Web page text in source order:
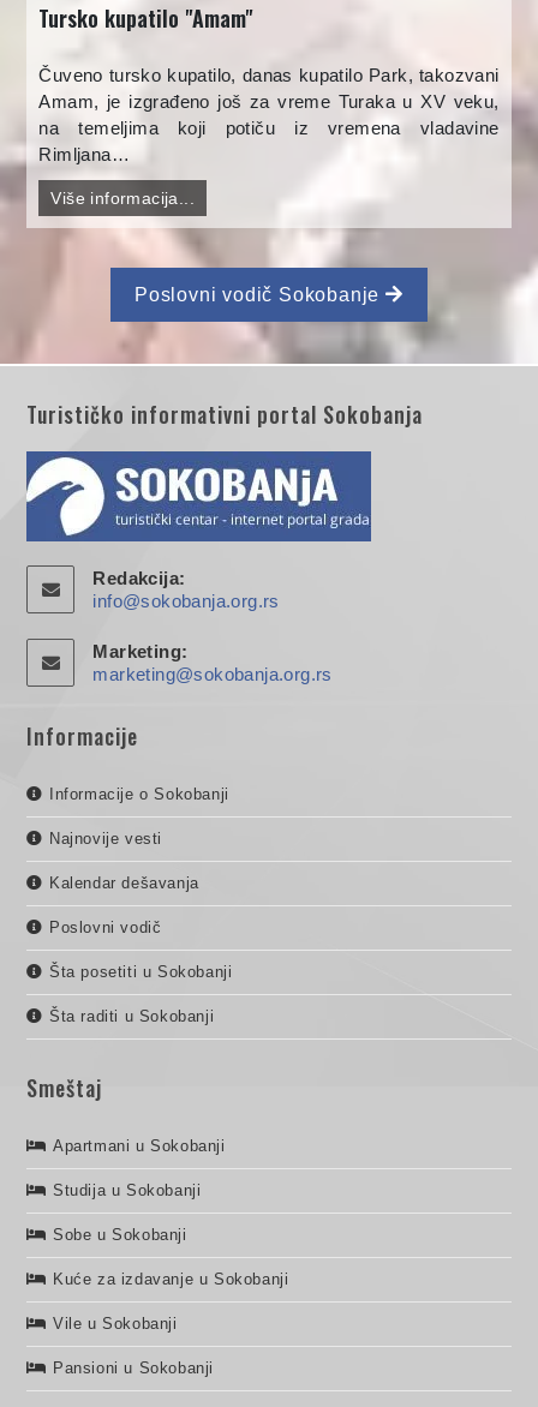
Tursko kupatilo "Amam"
Čuveno tursko kupatilo, danas kupatilo Park, takozvani
Amam, je izgrađeno još za vreme Turaka u XV veku,
na temeljima koji potiču iz vremena vladavine
Rimljana…
Više informacija...
Poslovni vodič Sokobanje
Turističko informativni portal Sokobanja
Redakcija:
info@sokobanja.org.rs
Marketing:
marketing@sokobanja.org.rs
Informacije
Informacije o Sokobanji
Najnovije vesti
Kalendar dešavanja
Poslovni vodič
Šta posetiti u Sokobanji
Šta raditi u Sokobanji
Smeštaj
Apartmani u Sokobanji
Studija u Sokobanji
Sobe u Sokobanji
Kuće za izdavanje u Sokobanji
Vile u Sokobanji
Pansioni u Sokobanji